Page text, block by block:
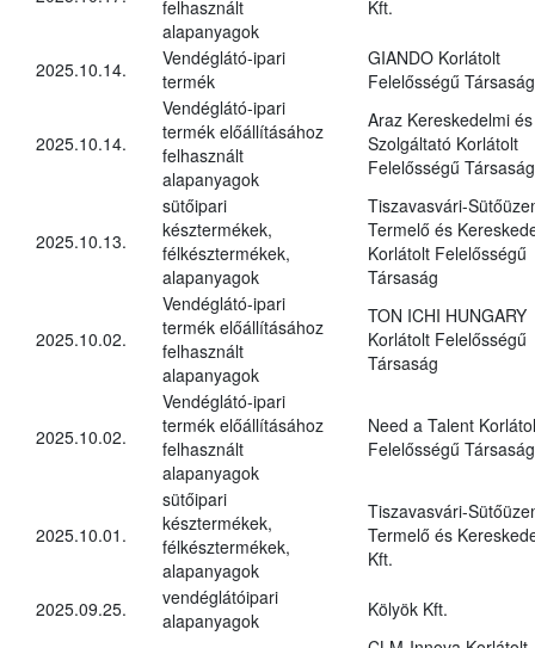
felhasznált
alapanyagok
Kft.
2025.10.14.
Vendéglátó-ipari
termék
GIANDO Korlátolt
Felelősségű Társaság
2025.10.14.
Vendéglátó-ipari
termék előállításához
felhasznált
alapanyagok
Araz Kereskedelmi és
Szolgáltató Korlátolt
Felelősségű Társaság
2025.10.13.
sütőipari
késztermékek,
félkésztermékek,
alapanyagok
Tiszavasvári-
Termelő és
Korlátolt Felelősségű
Társaság
2025.10.02.
Vendéglátó-ipari
termék előállításához
felhasznált
alapanyagok
TON ICHI HUNGARY
Korlátolt Felelősségű
Társaság
2025.10.02.
Vendéglátó-ipari
termék előállításához
felhasznált
alapanyagok
Need a Talent
Felelősségű Társaság
2025.10.01.
sütőipari
késztermékek,
félkésztermékek,
alapanyagok
Tiszavasvári-
Termelő és
Kft.
2025.09.25.
vendéglátóipari
alapanyagok
Kölyök Kft.